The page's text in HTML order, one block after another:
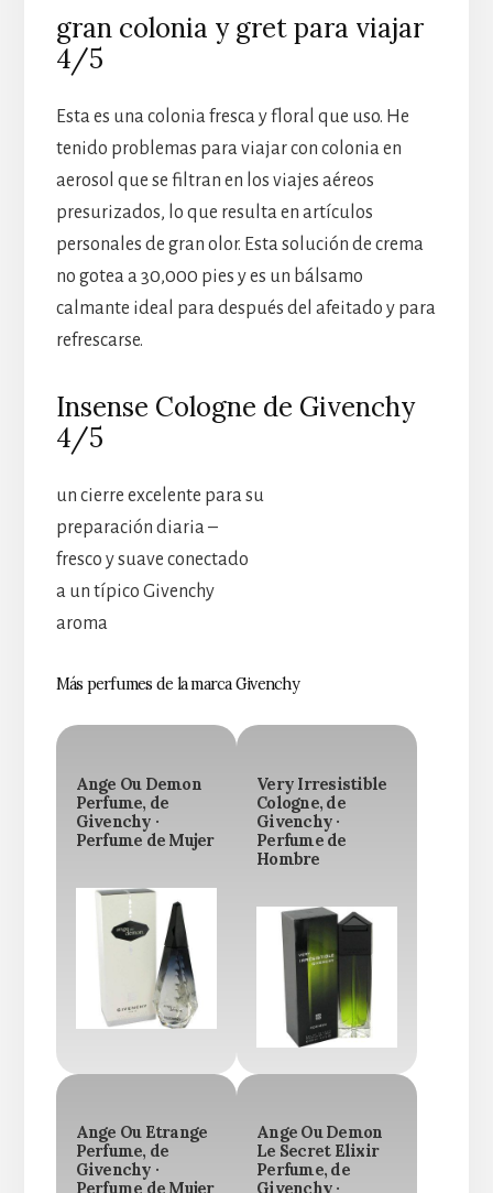
gran colonia y gret para viajar
4/5
Esta es una colonia fresca y floral que uso. He
tenido problemas para viajar con colonia en
aerosol que se filtran en los viajes aéreos
presurizados, lo que resulta en artículos
personales de gran olor. Esta solución de crema
no gotea a 30,000 pies y es un bálsamo
calmante ideal para después del afeitado y para
refrescarse.
Insense Cologne de Givenchy
4/5
un cierre excelente para su
preparación diaria –
fresco y suave conectado
a un típico Givenchy
aroma
Más perfumes de la marca Givenchy
Ange Ou Demon
Perfume, de
Givenchy ·
Perfume de Mujer
Very Irresistible
Cologne, de
Givenchy ·
Perfume de
Hombre
Ange Ou Etrange
Perfume, de
Givenchy ·
Perfume de Mujer
Ange Ou Demon
Le Secret Elixir
Perfume, de
Givenchy ·